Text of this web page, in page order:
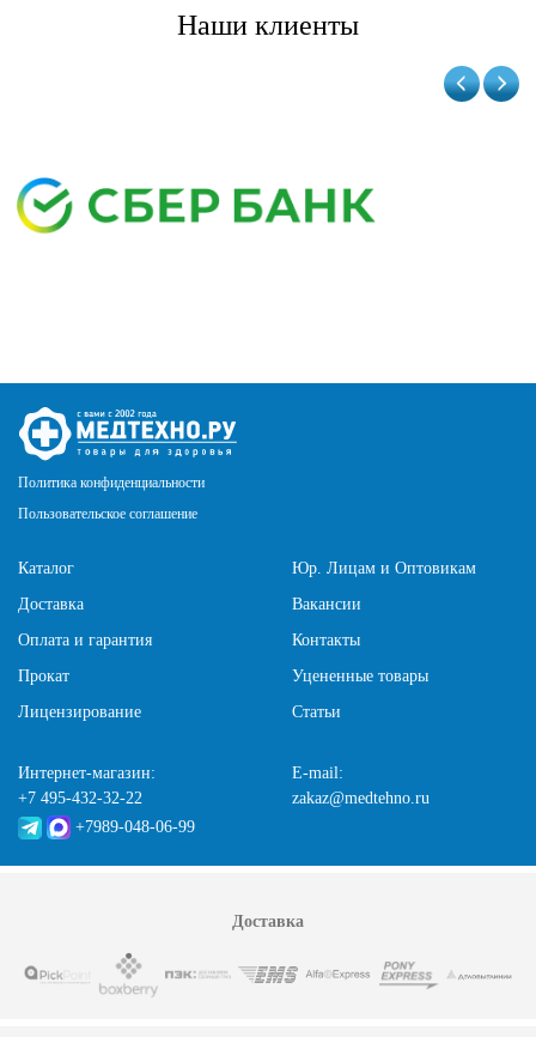
Наши клиенты
Политика конфиденциальности
Пользовательское соглашение
Каталог
Доставка
Оплата и гарантия
Прокат
Лицензирование
Юр. Лицам и Оптовикам
Вакансии
Контакты
Уцененные товары
Статьи
Интернет-магазин:
+7 495-432-32-22
+7989-048-06-99
E-mail:
zakaz@medtehno.ru
Доставка